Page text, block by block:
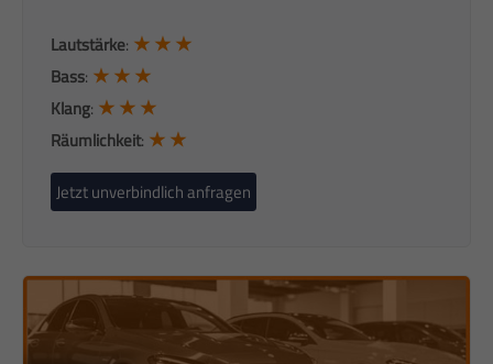
Lautstärke: ★ ★ ★
Bass: ★ ★ ★
Klang: ★ ★ ★
Räumlichkeit: ★ ★
Jetzt unverbindlich anfragen